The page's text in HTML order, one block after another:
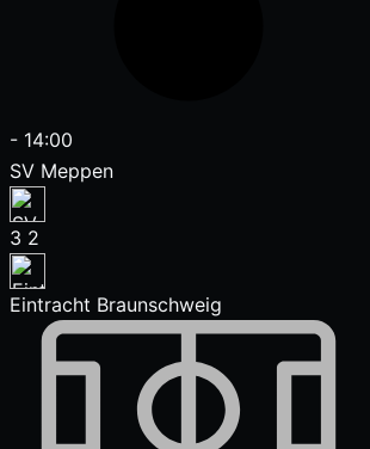
- 14:00
SV Meppen
3 2
Eintracht Braunschweig